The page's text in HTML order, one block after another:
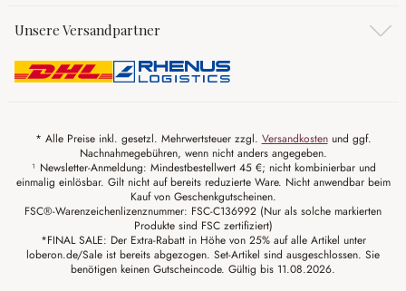
Unsere Versandpartner
* Alle Preise inkl. gesetzl. Mehrwertsteuer zzgl. Versandkostenund ggf.
Nachnahmegebühren, wenn nicht anders angegeben.
¹ Newsletter-Anmeldung: Mindestbestellwert 45 €; nicht kombinierbar und
einmalig einlösbar. Gilt nicht auf bereits reduzierte Ware. Nicht anwendbar beim
Kauf von Geschenkgutscheinen.
FSC®-Warenzeichenlizenznummer: FSC-C136992 (Nur als solche markierten
Produkte sind FSC zertifiziert)
*FINAL SALE: Der Extra-Rabatt in Höhe von 25% auf alle Artikel unter
loberon.de/Sale ist bereits abgezogen. Set-Artikel sind ausgeschlossen. Sie
benötigen keinen Gutscheincode. Gültig bis 11.08.2026.